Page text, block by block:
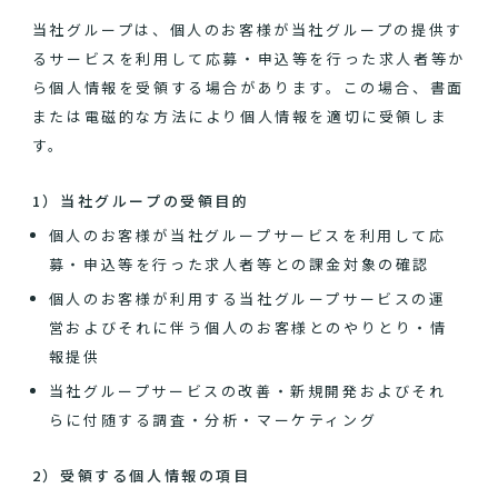
当社グループは、個人のお客様が当社グループの提供す
るサービスを利用して応募・申込等を行った求人者等か
ら個人情報を受領する場合があります。この場合、書面
または電磁的な方法により個人情報を適切に受領しま
す。
1）当社グループの受領目的
個人のお客様が当社グループサービスを利用して応
募・申込等を行った求人者等との課金対象の確認
個人のお客様が利用する当社グループサービスの運
営およびそれに伴う個人のお客様とのやりとり・情
報提供
当社グループサービスの改善・新規開発およびそれ
らに付随する調査・分析・マーケティング
2）受領する個人情報の項目